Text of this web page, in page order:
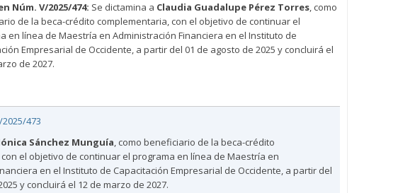
Núm. V/2025/474: Se dictamina a Claudia Guadalupe Pérez Torres, como
de la beca-crédito complementaria, con el objetivo de continuar el
en línea de Maestría en Administración Financiera en el Instituto de
Empresarial de Occidente, a partir del 01 de agosto de 2025 y concluirá el
de 2027.
473
Sánchez Munguía, como beneficiario de la beca-crédito
el objetivo de continuar el programa en línea de Maestría en
en el Instituto de Capacitación Empresarial de Occidente, a partir del
y concluirá el 12 de marzo de 2027.